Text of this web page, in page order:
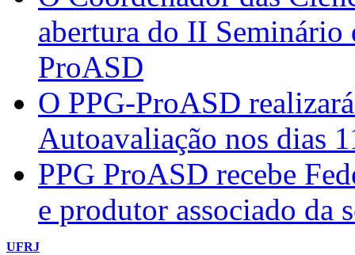
abertura do II Seminário
ProASD
O PPG-ProASD
Autoavaliação nos dias
PPG ProASD recebe
e produtor associado da
UFRJ